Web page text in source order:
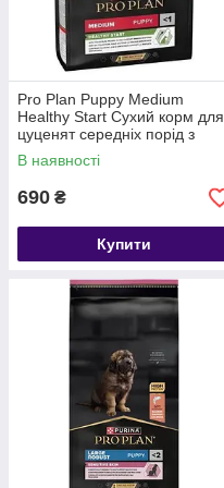
Pro Plan Puppy Medium
Healthy Start Сухий корм для
цуценят середніх порід з
куркою 3 кг
В наявності
690 ₴
Купити